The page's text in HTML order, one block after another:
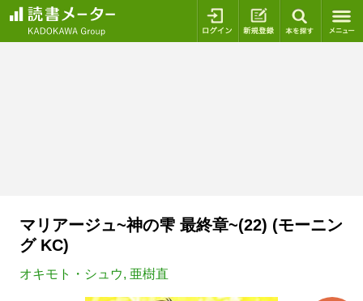
ログイン 新規登録
マリアージュ~神の雫 最終章~(22) (モーニン
グ KC)
オキモト・シュウ, 亜樹直